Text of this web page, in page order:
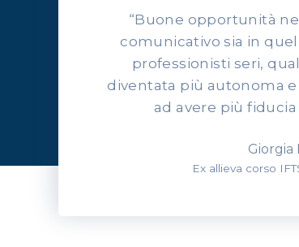
“Buone opportunità
comunicativo sia in
professionisti seri,
diventata più autonoma
ad avere più
Giorgia
Ex allieva corso